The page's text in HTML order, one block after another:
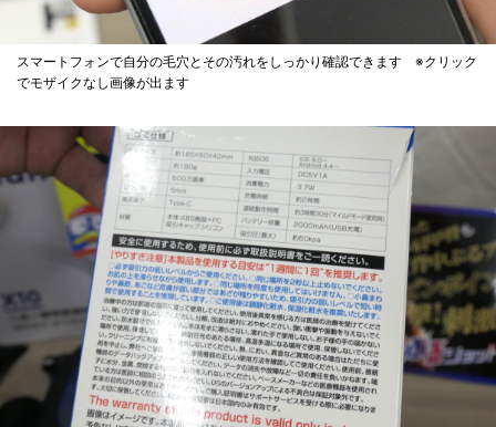
スマートフォンで自分の毛穴とその汚れをしっかり確認できます ※クリック
でモザイクなし画像が出ます